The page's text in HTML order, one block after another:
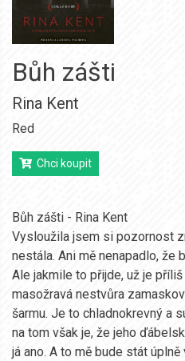
Bůh zášti
Rina Kent
Red
Chci koupit
Bůh zášti - Rina Kent
Vysloužila jsem si pozornost
nestála. Ani mě nenapadlo, že
Ale jakmile to přijde, už je
masožravá nestvůra
šarmu. Je to chladnokrevný a
na tom však je, že jeho
já ano. A to mě bude stát